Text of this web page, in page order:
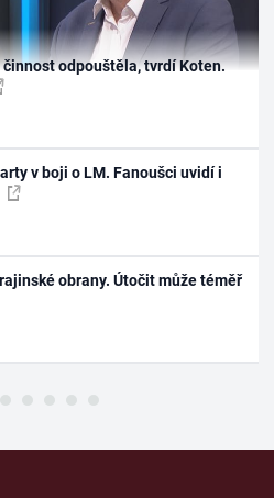
odpouštěla, tvrdí Koten.
v boji o LM. Fanoušci uvidí i
obrany. Útočit může téměř